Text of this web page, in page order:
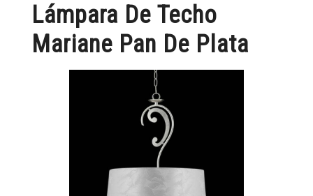
Lámpara De Techo
Mariane Pan De Plata